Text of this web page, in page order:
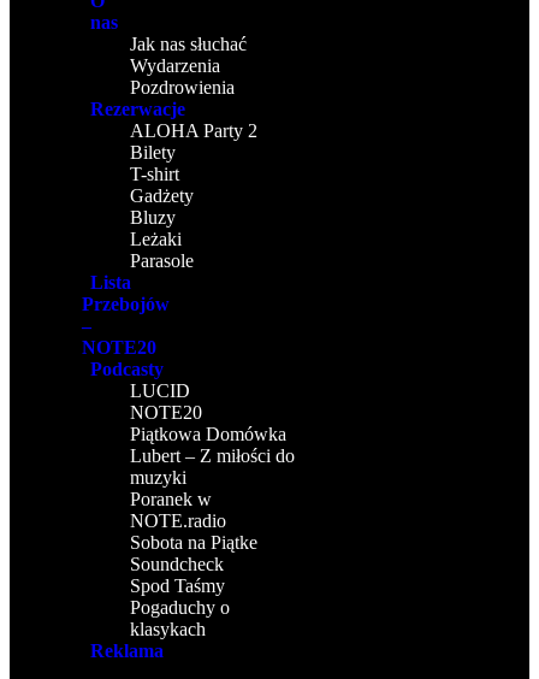
nas
Jak nas słuchać
Wydarzenia
Pozdrowienia
Rezerwacje
ALOHA Party 2
Bilety
T-shirt
Gadżety
Bluzy
Leżaki
Parasole
Lista
Przebojów
–
NOTE20
Podcasty
LUCID
NOTE20
Piątkowa Domówka
Lubert – Z miłości do
muzyki
Poranek w
NOTE.radio
Sobota na Piątke
Soundcheck
Spod Taśmy
Pogaduchy o
klasykach
Reklama